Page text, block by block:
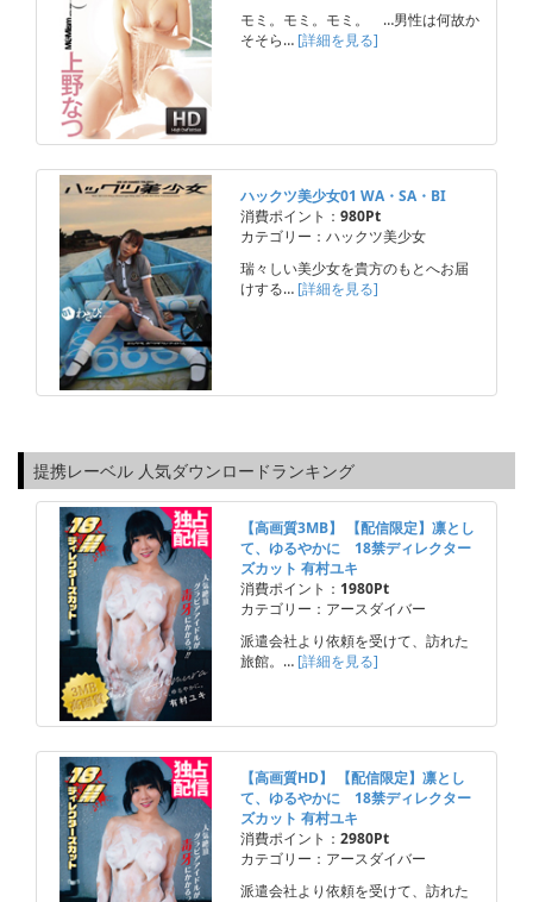
モミ。モミ。モミ。 …男性は何故か
そそら… [詳細を見る]
ハックツ美少女01 WA・SA・BI
消費ポイント： 980Pt
カテゴリー：ハックツ美少女
瑞々しい美少女を貴方のもとへお届
けする… [詳細を見る]
提携レーベル 人気ダウンロードランキング
【高画質3MB】 【配信限定】凛とし
て、ゆるやかに 18禁ディレクター
ズカット 有村ユキ
消費ポイント： 1980Pt
カテゴリー：アースダイバー
派遣会社より依頼を受けて、訪れた
旅館。… [詳細を見る]
【高画質HD】 【配信限定】凛とし
て、ゆるやかに 18禁ディレクター
ズカット 有村ユキ
消費ポイント： 2980Pt
カテゴリー：アースダイバー
派遣会社より依頼を受けて、訪れた